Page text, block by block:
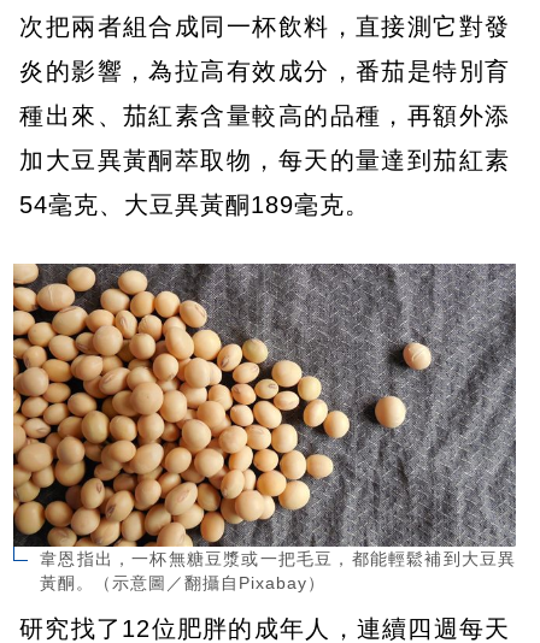
次把兩者組合成同一杯飲料，直接測它對發
炎的影響，為拉高有效成分，番茄是特別育
種出來、茄紅素含量較高的品種，再額外添
加大豆異黃酮萃取物，每天的量達到茄紅素
54毫克、大豆異黃酮189毫克。
韋恩指出，一杯無糖豆漿或一把毛豆，都能輕鬆補到大豆異
黃酮。（示意圖／翻攝自Pixabay）
研究找了12位肥胖的成年人，連續四週每天